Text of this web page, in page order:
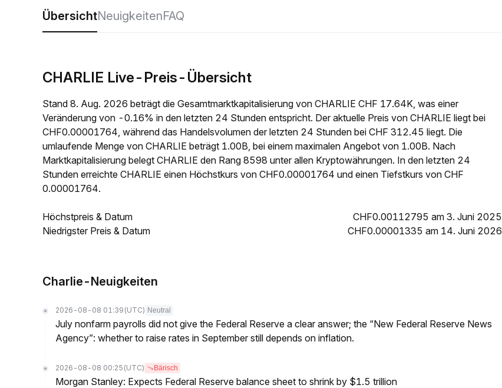
ÜbersichtNeuigkeitenFAQ
CHARLIE Live-Preis-Übersicht
Stand 8. Aug. 2026 beträgt die Gesamtmarktkapitalisierung von CHARLIE CHF 17.64K, was einer
Veränderung von -0.16% in den letzten 24 Stunden entspricht. Der aktuelle Preis von CHARLIE liegt bei
CHF0.00001764, während das Handelsvolumen der letzten 24 Stunden bei CHF 312.45 liegt. Die
umlaufende Menge von CHARLIE beträgt 1.00B, bei einem maximalen Angebot von 1.00B. Nach
Marktkapitalisierung belegt CHARLIE den Rang 8598 unter allen Kryptowährungen. In den letzten 24
Stunden erreichte CHARLIE einen Höchstkurs von CHF0.00001764 und einen Tiefstkurs von CHF
0.00001764.
Höchstpreis & Datum
CHF0.00112795 am 3. Juni 2025
Niedrigster Preis & Datum
CHF0.00001335 am 14. Juni 2026
Charlie-Neuigkeiten
2026-08-08 01:39 (UTC) Neutral
July nonfarm payrolls did not give the Federal Reserve a clear answer; the “New Federal Reserve News
Agency”: whether to raise rates in September still depends on inflation.
2026-08-08 00:25 (UTC) Bärisch
Morgan Stanley: Expects Federal Reserve balance sheet to shrink by $1.5 trillion